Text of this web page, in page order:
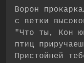
Ворон
с ветки
"Что ты, Кон
птиц
Пристойней